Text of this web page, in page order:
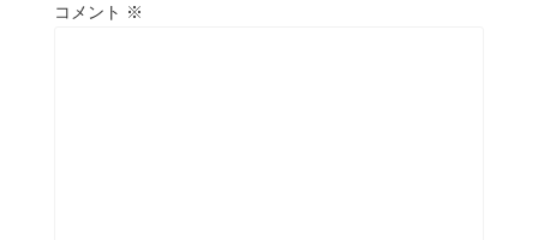
コメント ※